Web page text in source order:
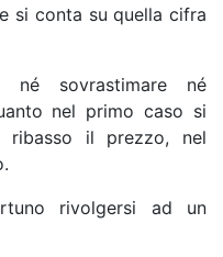
si conta su quella cifra
né sovrastimare né
nel primo caso si
il prezzo, nel
rivolgersi ad un